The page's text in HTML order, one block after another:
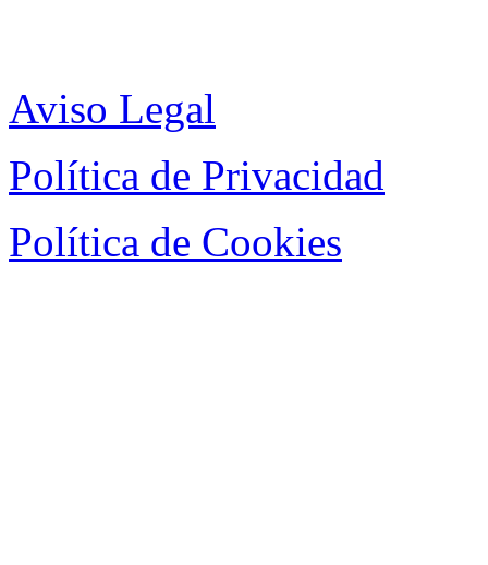
Aviso Legal
Política de Privacidad
Política de Cookies